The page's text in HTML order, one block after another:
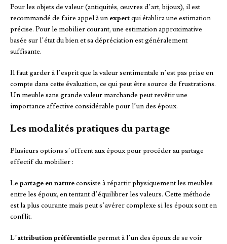
Pour les objets de valeur (antiquités, œuvres d’art, bijoux), il est
recommandé de faire appel à un expertqui établira une estimation
précise. Pour le mobilier courant, une estimation approximative
basée sur l’état du bien et sa dépréciation est généralement
suffisante.
Il faut garder à l’esprit que la valeur sentimentale n’est pas prise en
compte dans cette évaluation, ce qui peut être source de frustrations.
Un meuble sans grande valeur marchande peut revêtir une
importance affective considérable pour l’un des époux.
Les modalités pratiques du partage
Plusieurs options s’offrent aux époux pour procéder au partage
effectif du mobilier :
Le partage en natureconsiste à répartir physiquement les meubles
entre les époux, en tentant d’équilibrer les valeurs. Cette méthode
est la plus courante mais peut s’avérer complexe si les époux sont en
conflit.
L’attribution préférentiellepermet à l’un des époux de se voir